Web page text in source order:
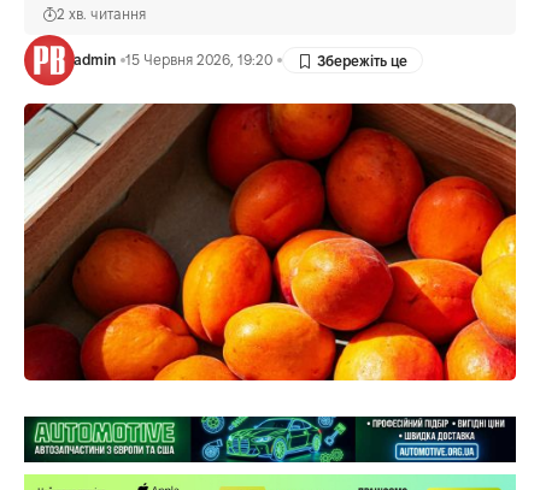
admin 15 Червня 2026, 19:20
2 хв. читання